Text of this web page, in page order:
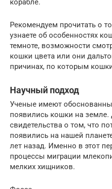
корабле.
Рекомендуем прочитать о
узнаете об особенностях
темноте, возможности
кошки цвета или они
причинах, по которым
Научный подход
Ученые имеют
появились кошки на
свидетельства о том, что
появились на нашей
лет назад. Именно в этот
процессы миграции
мелких хищников.